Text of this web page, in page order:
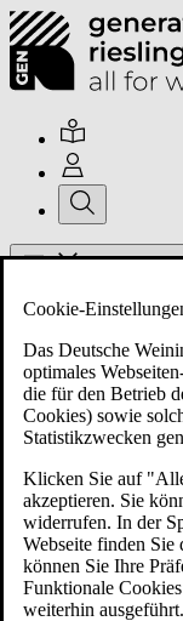
Über uns
Mitglieder
Mitglied werden
Cookie-
Das Deutsche
optimales
die für den Betrieb
Cookies) sowie
Statistikzwecken
Klicken Sie auf
akzeptieren. Sie
widerrufen. In der
Webseite finden
können Sie Ihre
Funktionale
weiterhin ausgeführt.